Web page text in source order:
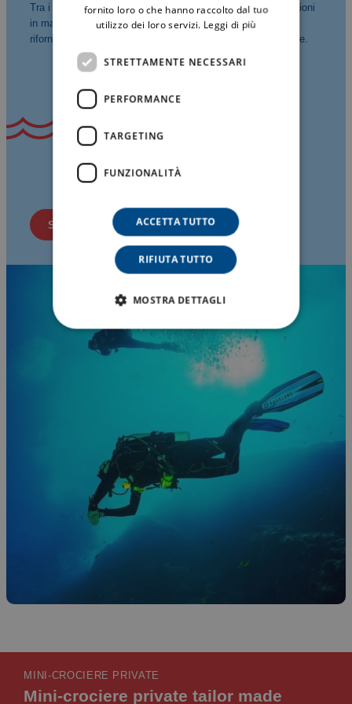
Tra i servizi disponibili: noleggio barche e gommoni, escursioni
in mare, tour privati, posti barca, servizi per la nautica e
rifornimento carburante, con assistenza costante e affidabile.
Scopri i servizi
MINI-CROCIERE PRIVATE
Mini-crociere private tailor made
fornito loro o che hanno raccolto dal tuo
utilizzo dei loro servizi. Leggi di più
STRETTAMENTE NECESSARI
PERFORMANCE
TARGETING
FUNZIONALITÀ
ACCETTA TUTTO
RIFIUTA TUTTO
MOSTRA DETTAGLI